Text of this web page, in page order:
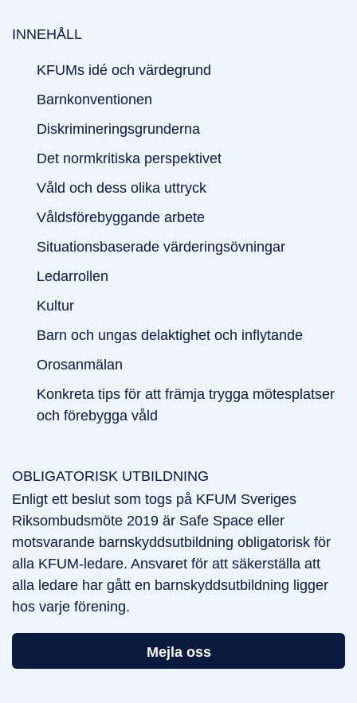
INNEHÅLL
KFUMs idé och värdegrund
Barnkonventionen
Diskrimineringsgrunderna
Det normkritiska perspektivet
Våld och dess olika uttryck
Våldsförebyggande arbete
Situationsbaserade värderingsövningar
Ledarrollen
Kultur
Barn och ungas delaktighet och inflytande
Orosanmälan
Konkreta tips för att främja trygga mötesplatser
och förebygga våld
OBLIGATORISK UTBILDNING
Enligt ett beslut som togs på KFUM Sveriges
Riksombudsmöte 2019 är Safe Space eller
motsvarande barnskyddsutbildning obligatorisk för
alla KFUM-ledare. Ansvaret för att säkerställa att
alla ledare har gått en barnskyddsutbildning ligger
hos varje förening.
Mejla oss